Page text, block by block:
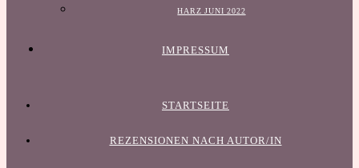
HARZ JUNI 2022
IMPRESSUM
STARTSEITE
REZENSIONEN NACH AUTOR/IN